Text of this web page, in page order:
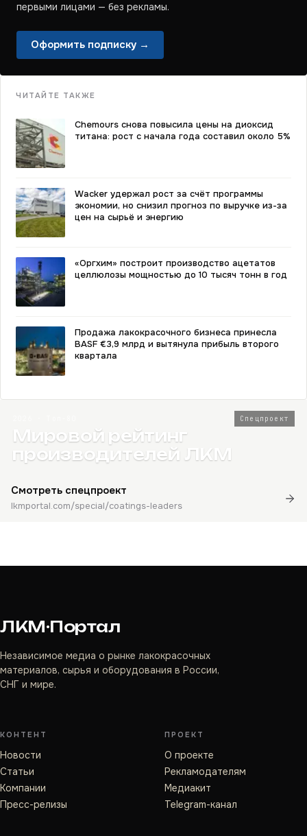
первыми лицами — без рекламы.
Оформить подписку →
ЧИТАЙТЕ ТАКЖЕ
Chemours снова повысила цены на диоксид
титана: рост с начала года составил около 5%
Wacker удержал рост за счёт программы
экономии, но снизил прогноз по выручке из-за
цен на сырьё и энергию
«Оргхим» построит производство ацетатов
целлюлозы мощностью до 10 тысяч тонн в год
Продажа лакокрасочного бизнеса принесла
BASF €3,9 млрд и вытянула прибыль второго
квартала
Спецпроект
Мировой рейтинг
производителей ЛКМ
Смотреть спецпроект
lkmportal.com/special/coatings-leaders
ЛКМ·Портал
Независимое медиа о рынке лакокрасочных
материалов, сырья и оборудования в России,
СНГ и мире.
КОНТЕНТ
Новости
Статьи
Компании
Пресс-релизы
ПРОЕКТ
О проекте
Рекламодателям
Медиакит
Telegram-канал